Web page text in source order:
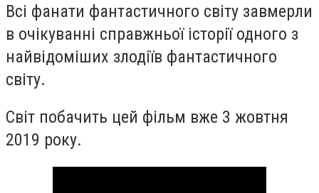
Всі фанати фантастичного світу завмерли
в очікуванні справжньої історії одного з
найвідоміших злодіїв фантастичного
світу.
Світ побачить цей фільм вже 3 жовтня
2019 року.